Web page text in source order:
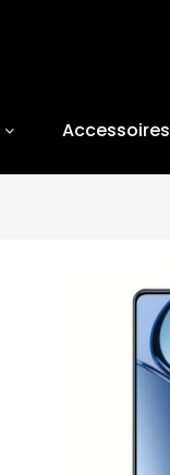
Accessoires